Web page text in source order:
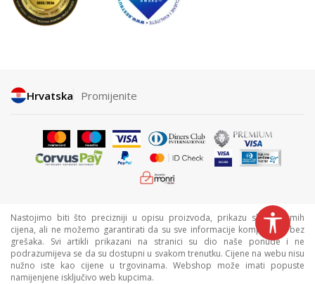
Hrvatska Promijenite
Nastojimo biti što precizniji u opisu proizvoda, prikazu slika i samih
cijena, ali ne možemo garantirati da su sve informacije kompletne i bez
grešaka. Svi artikli prikazani na stranici su dio naše ponude i ne
podrazumijeva se da su dostupni u svakom trenutku. Cijene na webu nisu
nužno iste kao cijene u trgovinama. Webshop može imati popuste
namijenjene isključivo web kupcima.